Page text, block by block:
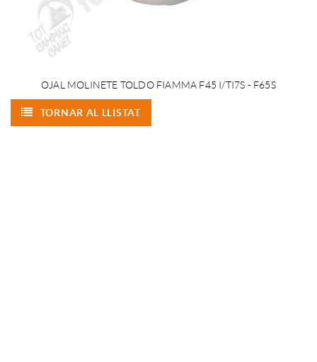
OJAL MOLINETE TOLDO FIAMMA F45 I/TI7S - F65S
TORNAR AL LLISTAT